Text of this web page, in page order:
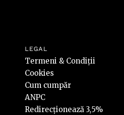
LEGAL
Termeni & Condiții
Cookies
Cum cumpăr
ANPC
Redirecționează 3,5%